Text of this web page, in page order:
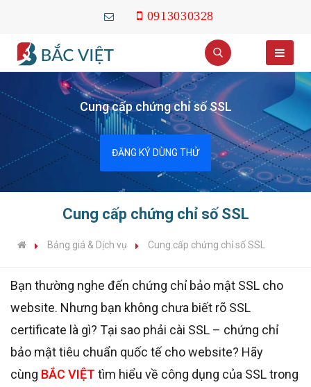
0913030328
Cung cấp chứng chỉ số SSL
ĐĂNG KÝ DÙNG THỬ
Cung cấp chứng chỉ số SSL
Bảng giá & Dịch vụ Cung cấp chứng chỉ số SSL
Bạn thường nghe đến chứng chỉ bảo mật SSL cho
website. Nhưng bạn không chưa biết rõ SSL
certificate là gì? Tại sao phải cài SSL – chứng chỉ
bảo mật tiêu chuẩn quốc tế cho website? Hãy
cùng BẮC VIỆT tìm hiểu về công dụng của SSL trong